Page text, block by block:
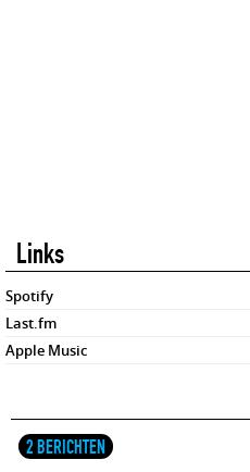
Links
Spotify
Last.fm
Apple Music
2 BERICHTEN